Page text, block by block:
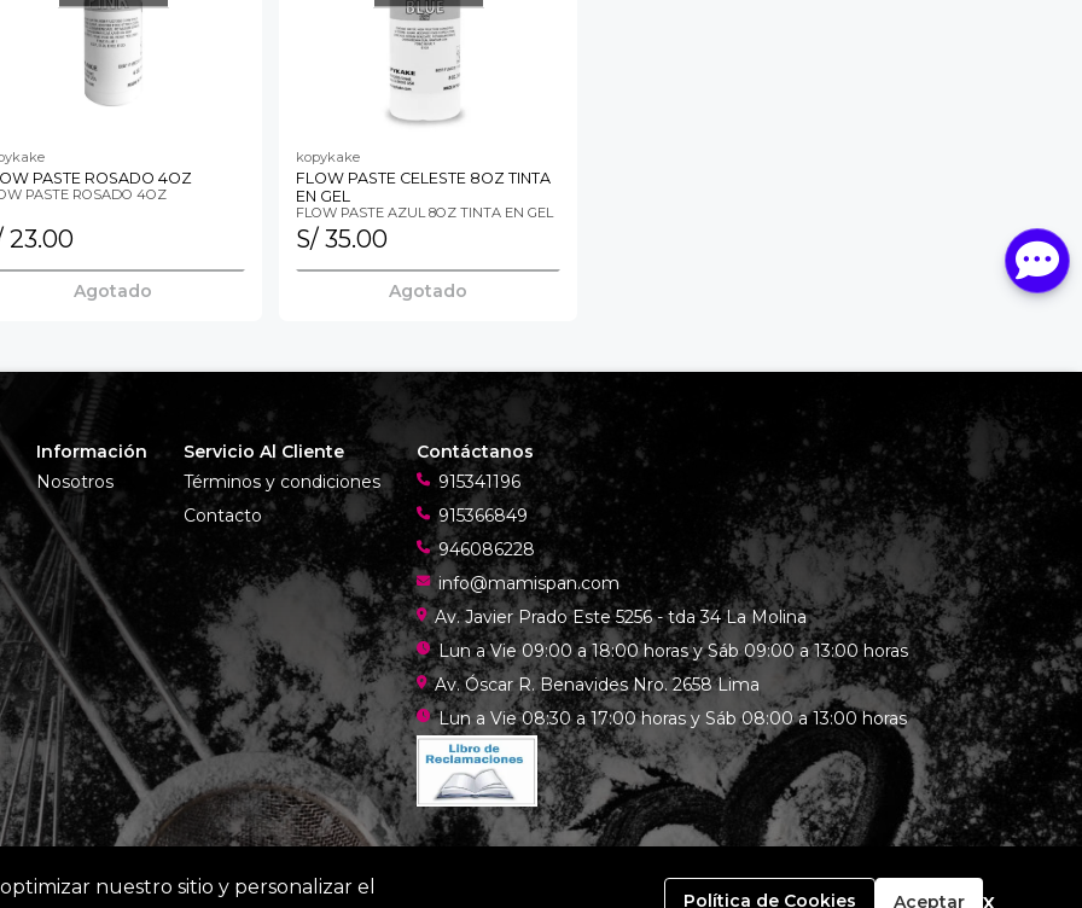
PASTE ROSADO 4OZ
PASTE ROSADO 4OZ
23.00
Agotado
kopykake
FLOW PASTE CELESTE 8OZ TINTA
EN GEL
FLOW PASTE AZUL 8OZ TINTA EN GEL
S/ 35.00
Agotado
Información
Nosotros
Servicio Al Cliente
Términos y condiciones
Contacto
Contáctanos
915341196
915366849
946086228
info@mamispan.com
Av. Javier Prado Este 5256 - tda 34 La Molina
Lun a Vie 09:00 a 18:00 horas y Sáb 09:00 a 13:00 horas
Av. Óscar R. Benavides Nro. 2658 Lima
Lun a Vie 08:30 a 17:00 horas y Sáb 08:00 a 13:00 horas
nuestro sitio y personalizar el
Política de Cookies Aceptar x